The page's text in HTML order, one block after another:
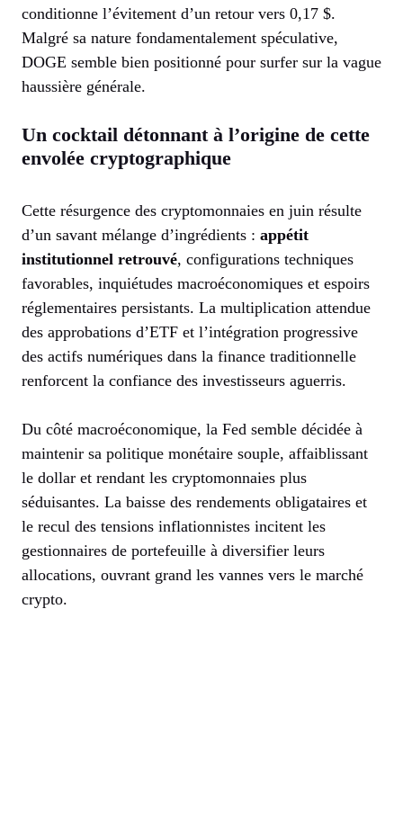
conditionne l’évitement d’un retour vers 0,17 $.
Malgré sa nature fondamentalement spéculative,
DOGE semble bien positionné pour surfer sur la vague
haussière générale.
Un cocktail détonnant à l’origine de cette
envolée cryptographique
Cette résurgence des cryptomonnaies en juin résulte
d’un savant mélange d’ingrédients : appétit
institutionnel retrouvé, configurations techniques
favorables, inquiétudes macroéconomiques et espoirs
réglementaires persistants. La multiplication attendue
des approbations d’ETF et l’intégration progressive
des actifs numériques dans la finance traditionnelle
renforcent la confiance des investisseurs aguerris.
Du côté macroéconomique, la Fed semble décidée à
maintenir sa politique monétaire souple, affaiblissant
le dollar et rendant les cryptomonnaies plus
séduisantes. La baisse des rendements obligataires et
le recul des tensions inflationnistes incitent les
gestionnaires de portefeuille à diversifier leurs
allocations, ouvrant grand les vannes vers le marché
crypto.